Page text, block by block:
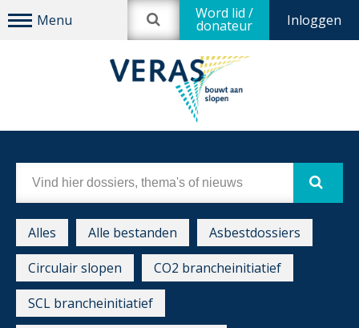
Inloggen
Word lid /
donateur
Alles Alle bestanden
Asbestdossiers
Circulair slopen
CO2 brancheinitiatief
SCL brancheinitiatief